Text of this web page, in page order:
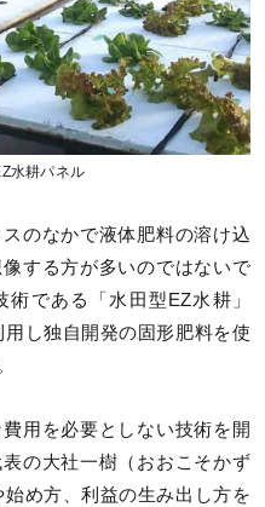
水耕パネル
のなかで液体肥料の溶け込
する方が多いのではないで
である「水田型EZ水耕」
用し独自開発の固形肥料を使
用を必要としない技術を開
の大社一樹（おおこそかず
め方、利益の生み出し方を